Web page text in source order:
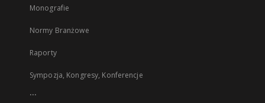
Monografie
Normy Branżowe
Raporty
Sympozja, Kongresy, Konferencje
...